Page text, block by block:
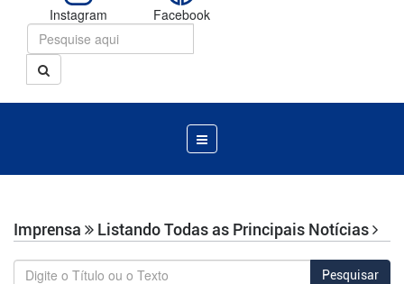
Instagram Facebook
Menu
de
Navegação
Imprensa Listando Todas as Principais Notícias
Pesquisar